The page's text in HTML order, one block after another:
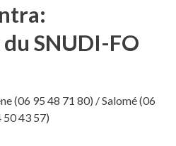
SNUDI-FO
(06 95 48 71 80) / Salomé (06
50 43 57)